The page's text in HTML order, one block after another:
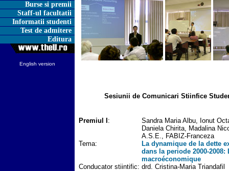
Burse si premii
Staff-ul facultatii
Informatii studenti
Test de admitere
Editura
English version
Sesiunii de Comunicari Stiinfice
Premiul I :
Sandra Maria Albu, Ionut
Daniela Chirita, Madalina
A.S.E., FABIZ-Franceza
Tema:
La dynamique de la dette
dans la periode 2000-
macroéconomique
Conducator stiintific: drd. Cristina-Maria Triandafil